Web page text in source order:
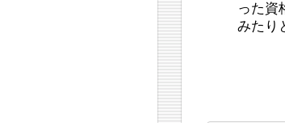
った資
みたり